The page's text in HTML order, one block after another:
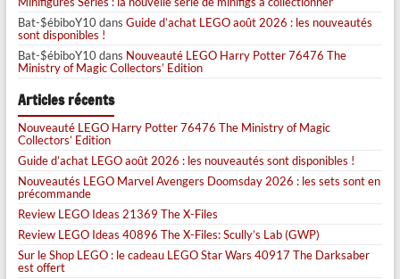
Bat-$ébiboY10dans Guide d’achat LEGO août 2026 : les nouveautés
sont disponibles !
Bat-$ébiboY10dans Nouveauté LEGO Harry Potter 76476 The
Ministry of Magic Collectors’ Edition
Articles récents
Nouveauté LEGO Harry Potter 76476 The Ministry of Magic
Collectors’ Edition
Guide d’achat LEGO août 2026 : les nouveautés sont disponibles !
Nouveautés LEGO Marvel Avengers Doomsday 2026 : les sets sont en
précommande
Review LEGO Ideas 21369 The X-Files
Review LEGO Ideas 40896 The X-Files: Scully’s Lab (GWP)
Sur le Shop LEGO : le cadeau LEGO Star Wars 40917 The Darksaber
est offert